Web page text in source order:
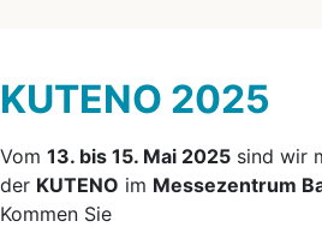
KUTENO 2025
Vom 13. bis 15. Mai 2025 sind wir
der KUTENO im Messezentrum
Kommen Sie